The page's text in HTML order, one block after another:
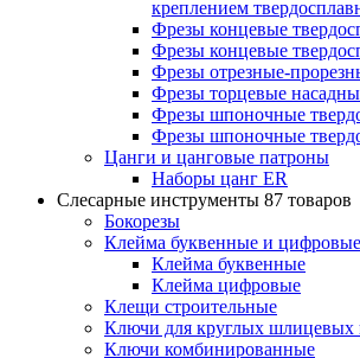
креплением
Фрезы концевые
Фрезы концевые
Фрезы отрезные-
Фрезы торцевые
Фрезы шпоночные
Фрезы шпоночные
Цанги и цанговые патроны
Наборы цанг ER
Слесарные инструменты 87 товаров
Бокорезы
Клейма буквенные и цифровые
Клейма буквенные
Клейма цифровые
Клещи строительные
Ключи для круглых шлицевых
Ключи комбинированные